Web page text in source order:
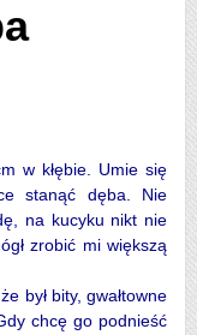
w kłębie. Umie się
stanąć dęba. Nie
na kucyku nikt nie
zrobić mi większą
był bity, gwałtowne
chcę go podnieść